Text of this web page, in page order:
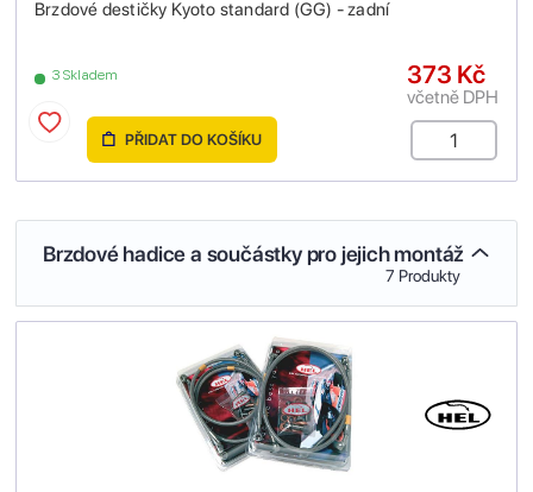
Brzdové destičky Kyoto standard (GG) - zadní
3 Skladem 373 Kč
včetně DPH
PŘIDAT DO KOŠÍKU
Brzdové hadice a součástky pro jejich montáž
7 Produkty